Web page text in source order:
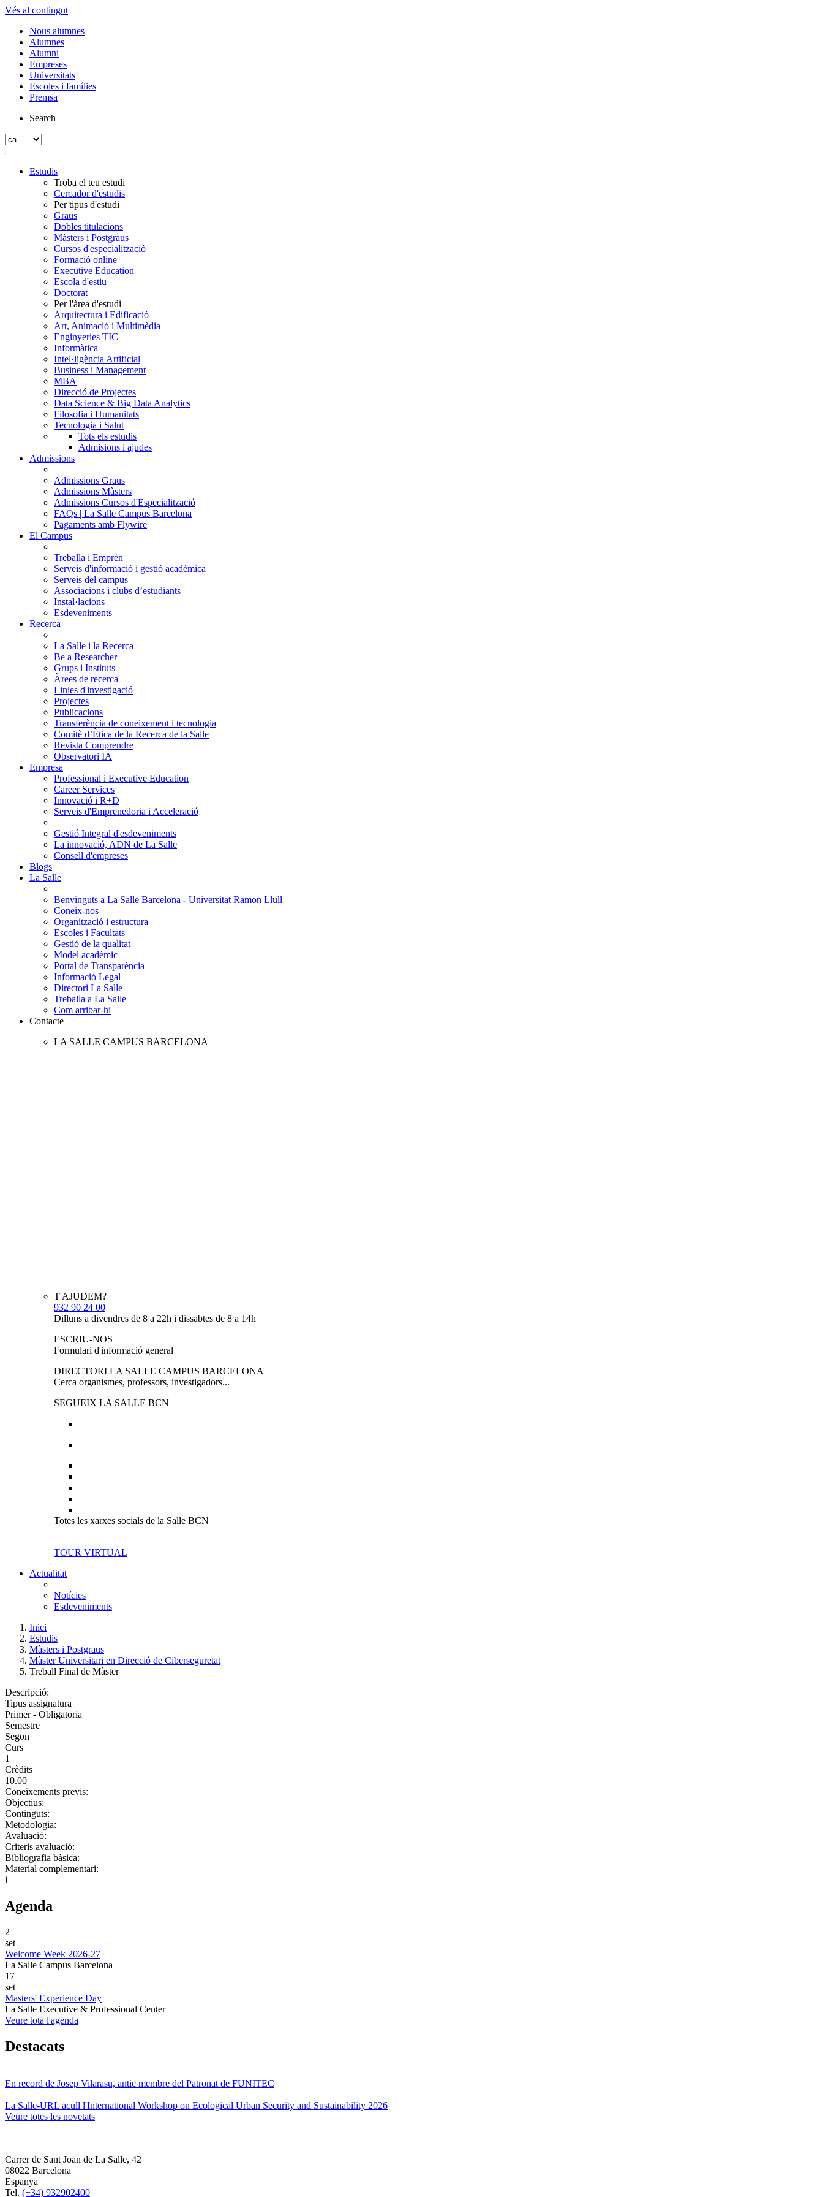
Vés al contingut
Nous alumnes
Alumnes
Alumni
Empreses
Universitats
Escoles i famílies
Premsa
Search
Estudis
Troba el teu estudi
Cercador d'estudis
Per tipus d'estudi
Graus
Dobles titulacions
Màsters i Postgraus
Cursos d'especialització
Formació online
Executive Education
Escola d'estiu
Doctorat
Per l'àrea d'estudi
Arquitectura i Edificació
Art, Animació i Multimèdia
Enginyeries TIC
Informàtica
Intel·ligència Artificial
Business i Management
MBA
Direcció de Projectes
Data Science & Big Data Analytics
Filosofia i Humanitats
Tecnologia i Salut
Tots els estudis
Admisions i ajudes
Admissions
Admissions Graus
Admissions Màsters
Admissions Cursos d'Especialització
FAQs | La Salle Campus Barcelona
Pagaments amb Flywire
El Campus
Treballa i Emprèn
Serveis d'informació i gestió acadèmica
Serveis del campus
Associacions i clubs d’estudiants
Instal·lacions
Esdeveniments
Recerca
La Salle i la Recerca
Be a Researcher
Grups i Instituts
Àrees de recerca
Linies d'investigació
Projectes
Publicacions
Transferència de coneixement i tecnologia
Comitè d’Ètica de la Recerca de la Salle
Revista Comprendre
Observatori IA
Empresa
Professional i Executive Education
Career Services
Innovació i R+D
Serveis d'Emprenedoria i Acceleració
Gestió Integral d'esdeveniments
La innovació, ADN de La Salle
Consell d'empreses
Blogs
La Salle
Benvinguts a La Salle Barcelona - Universitat Ramon Llull
Coneix-nos
Organització i estructura
Escoles i Facultats
Gestió de la qualitat
Model acadèmic
Portal de Transparència
Informació Legal
Directori La Salle
Treballa a La Salle
Com arribar-hi
Contacte
LA SALLE CAMPUS BARCELONA
T'AJUDEM?
932 90 24 00
Dilluns a divendres de 8 a 22h i dissabtes de 8 a 14h
ESCRIU-NOS
Formulari d'informació general
DIRECTORI LA SALLE CAMPUS BARCELONA
Cerca organismes, professors, investigadors...
SEGUEIX LA SALLE BCN
Totes les xarxes socials de la Salle BCN
TOUR VIRTUAL
Actualitat
Notícies
Esdeveniments
Inici
Estudis
Màsters i Postgraus
Màster Universitari en Direcció de Ciberseguretat
Treball Final de Màster
Descripció:
Tipus assignatura
Primer - Obligatoria
Semestre
Segon
Curs
1
Crèdits
10.00
Coneixements previs:
Objectius:
Continguts:
Metodologia:
Avaluació:
Criteris avaluació:
Bibliografia bàsica:
Material complementari:
i
Agenda
2
set
Welcome Week 2026-27
La Salle Campus Barcelona
17
set
Masters' Experience Day
La Salle Executive & Professional Center
Veure tota l'agenda
Destacats
En record de Josep Vilarasu, antic membre del Patronat de FUNITEC
La Salle-URL acull l'International Workshop on Ecological Urban Security and Sustainability 2026
Veure totes les novetats
Carrer de Sant Joan de La Salle, 42
08022 Barcelona
Espanya
Tel. (+34) 932902400